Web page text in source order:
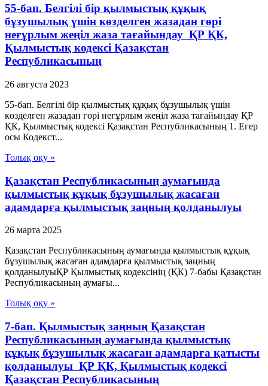
55-бап. Белгілі бір қылмыстық құқық
бұзушылық үшін көзделген жазадан гөрі
неғұрлым жеңiл жаза тағайындау ҚР ҚК,
Қылмыстық кодексi Қазақстан
Республикасының
26 августа 2023
55-бап. Белгілі бір қылмыстық құқық бұзушылық үшін
көзделген жазадан гөрі неғұрлым жеңiл жаза тағайындау ҚР
ҚК, Қылмыстық кодексi Қазақстан Республикасының 1. Егер
осы Кодекст...
Толық оқу »
Қазақстан Республикасының аумағында
қылмыстық құқық бұзушылық жасаған
адамдарға қылмыстық заңның қолданылуы
26 марта 2025
Қазақстан Республикасының аумағында қылмыстық құқық
бұзушылық жасаған адамдарға қылмыстық заңның
қолданылуыҚР Қылмыстық кодексінің (ҚК) 7-бабы Қазақстан
Республикасының аумағы...
Толық оқу »
7-бап. Қылмыстық заңның Қазақстан
Республикасының аумағында қылмыстық
құқық бұзушылық жасаған адамдарға қатысты
қолданылуы ҚР ҚК, Қылмыстық кодексi
Қазақстан Республикасының